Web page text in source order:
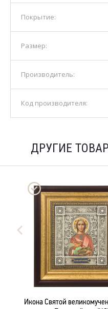
Покрытие:
Размер:
Производитель:
Код производителя:
ДРУГИЕ
Икона Святой